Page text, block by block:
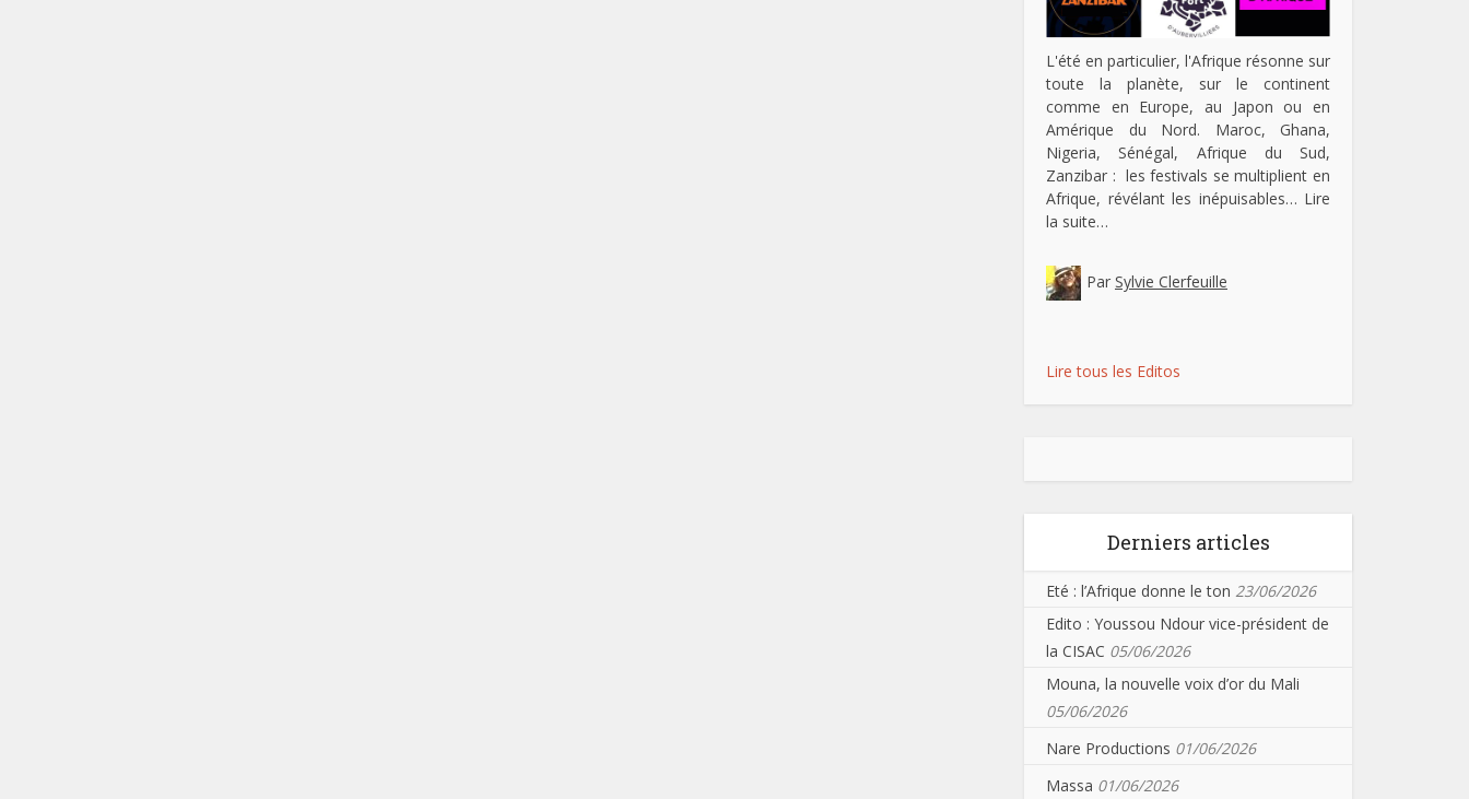
L'été en particulier, l'Afrique résonne sur
toute la planète, sur le continent
comme en Europe, au Japon ou en
Amérique du Nord. Maroc, Ghana,
Nigeria, Sénégal, Afrique du Sud,
Zanzibar : les festivals se multiplient en
Afrique, révélant les inépuisables… Lire
la suite…
Par Sylvie Clerfeuille
Lire tous les Editos
Derniers articles
Eté : l’Afrique donne le ton 23/06/2026
Edito : Youssou Ndour vice-président de
la CISAC 05/06/2026
Mouna, la nouvelle voix d’or du Mali
05/06/2026
Nare Productions 01/06/2026
Massa 01/06/2026